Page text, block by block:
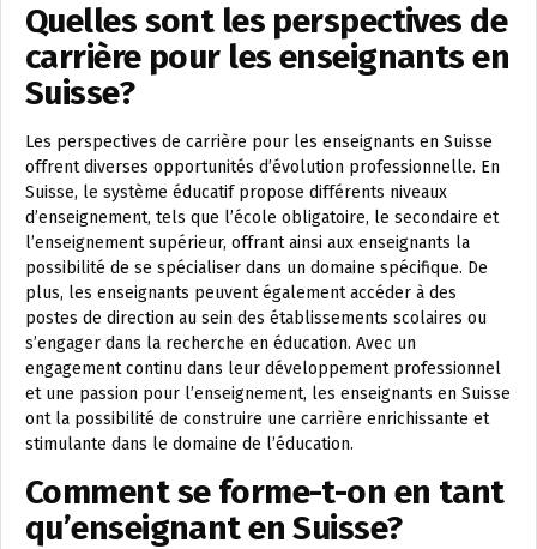
Quelles sont les perspectives de
carrière pour les enseignants en
Suisse?
Les perspectives de carrière pour les enseignants en Suisse
offrent diverses opportunités d’évolution professionnelle. En
Suisse, le système éducatif propose différents niveaux
d’enseignement, tels que l’école obligatoire, le secondaire et
l’enseignement supérieur, offrant ainsi aux enseignants la
possibilité de se spécialiser dans un domaine spécifique. De
plus, les enseignants peuvent également accéder à des
postes de direction au sein des établissements scolaires ou
s’engager dans la recherche en éducation. Avec un
engagement continu dans leur développement professionnel
et une passion pour l’enseignement, les enseignants en Suisse
ont la possibilité de construire une carrière enrichissante et
stimulante dans le domaine de l’éducation.
Comment se forme-t-on en tant
qu’enseignant en Suisse?